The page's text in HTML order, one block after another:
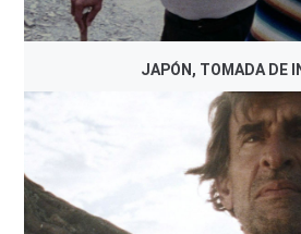
JAPÓN, TOMADA DE